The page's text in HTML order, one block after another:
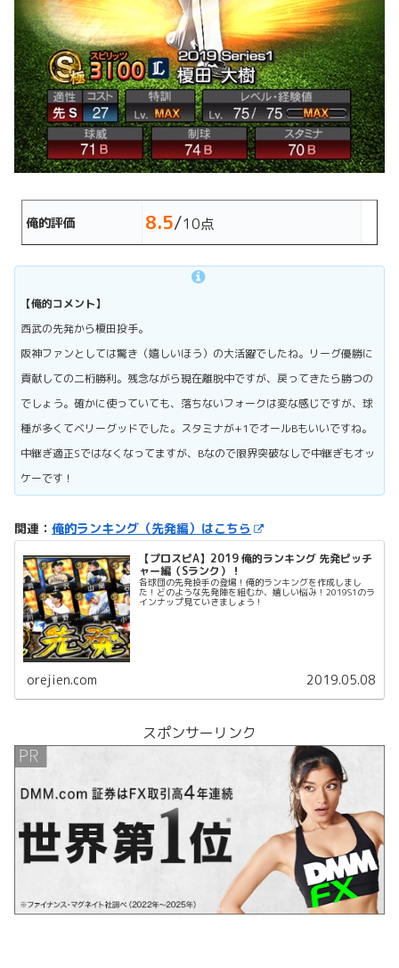
俺的評価 8.5/10点
【俺的コメント】
西武の先発から榎田投手。
阪神ファンとしては驚き（嬉しいほう）の大活躍でしたね。リーグ優勝に
貢献しての二桁勝利。残念ながら現在離脱中ですが、戻ってきたら勝つの
でしょう。確かに使っていても、落ちないフォークは変な感じですが、球
種が多くてベリーグッドでした。スタミナが+1でオールBもいいですね。
中継ぎ適正Sではなくなってますが、Bなので限界突破なしで中継ぎもオッ
ケーです！
関連： 俺的ランキング（先発編）はこちら
【プロスピA】2019 俺的ランキング 先発ピッチ
ャー編（Sランク）！
各球団の先発投手の登場！俺的ランキングを作成しまし
た！どのような先発陣を組むか、嬉しい悩み！2019S1のラ
インナップ見ていきましょう！
orejien.com 2019.05.08
スポンサーリンク